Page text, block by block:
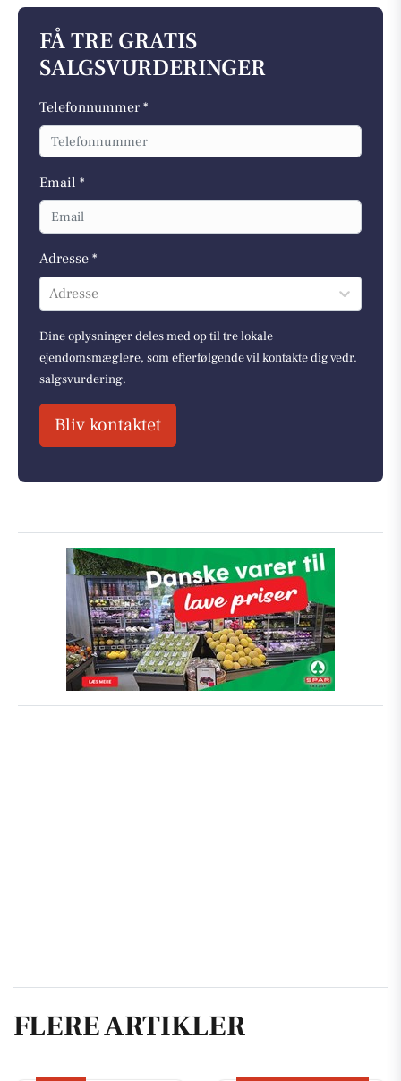
FÅ TRE GRATIS
SALGSVURDERINGER
Telefonnummer *
Email *
Adresse *
Adresse
Dine oplysninger deles med op til tre lokale
ejendomsmæglere, som efterfølgende vil kontakte dig vedr.
salgsvurdering.
Bliv kontaktet
FLERE ARTIKLER